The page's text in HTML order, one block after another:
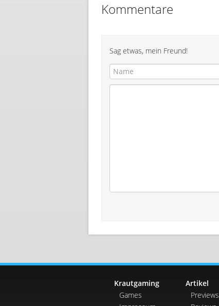
Kommentare
Sag etwas, mein Freund!
Krautgaming
Games
Artikel
Previews